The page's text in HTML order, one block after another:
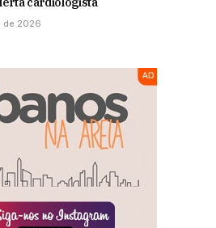
de 2026